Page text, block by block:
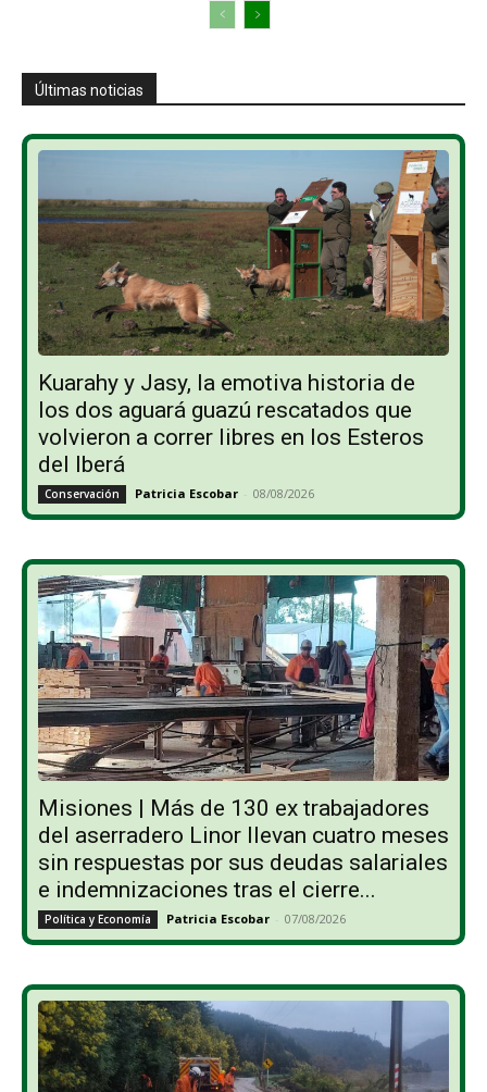
Últimas noticias
Kuarahy y Jasy, la emotiva historia de
los dos aguará guazú rescatados que
volvieron a correr libres en los Esteros
del Iberá
Conservación Patricia Escobar - 08/08/2026
Misiones | Más de 130 ex trabajadores
del aserradero Linor llevan cuatro meses
sin respuestas por sus deudas salariales
e indemnizaciones tras el cierre...
Política y Economía Patricia Escobar - 07/08/2026